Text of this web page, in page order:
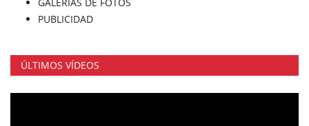
PUBLICIDAD
ÚLTIMOS VÍDEOS